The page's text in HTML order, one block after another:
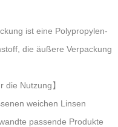
ist eine Polypropylen-
die äußere Verpackung
die Nutzung】
weichen Linsen
passende Produkte